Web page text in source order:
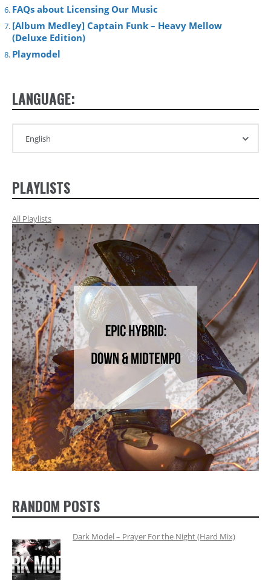
FAQs about Licensing Our Music
[Album Medley] Captain Funk – Heavy Mellow
(Deluxe Edition)
Playmodel
LANGUAGE:
PLAYLISTS
All Playlists
RANDOM POSTS
Dark Model – Prayer For the Night (Hard Mix)